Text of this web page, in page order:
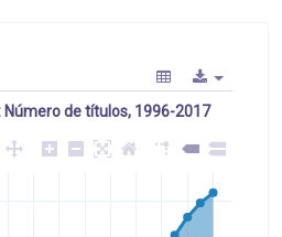
Número de títulos, 1996-2017